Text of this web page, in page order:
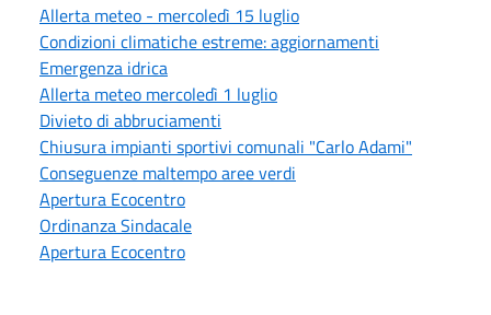
Allerta meteo - mercoledì 15 luglio
Condizioni climatiche estreme: aggiornamenti
Emergenza idrica
Allerta meteo mercoledì 1 luglio
Divieto di abbruciamenti
Chiusura impianti sportivi comunali "Carlo Adami"
Conseguenze maltempo aree verdi
Apertura Ecocentro
Ordinanza Sindacale
Apertura Ecocentro